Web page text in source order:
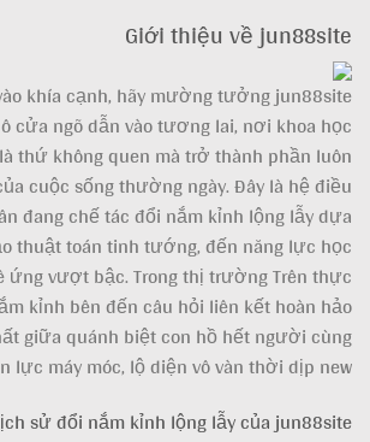
Giới thiệu về jun88site
khía cạnh, hãy mường tưởng jun88site
cửa ngõ dẫn vào tương lai, nơi khoa học
thứ không quen mà trở thành phần luôn
cuộc sống thường ngày. Đây là hệ điều
đang chế tác đổi nắm kỉnh lộng lẫy dựa
thuật toán tinh tướng, đến năng lực học
ứng vượt bậc. Trong thị trường Trên thực
kỉnh bên đến câu hỏi liên kết hoàn hảo
giữa quánh biệt con hồ hết người cùng
lực máy móc, lộ diện vô vàn thời dịp new.
sử đổi nắm kỉnh lộng lẫy của jun88site